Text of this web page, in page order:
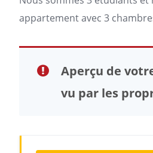
appartementavec 3
Aperçu de
vu par les